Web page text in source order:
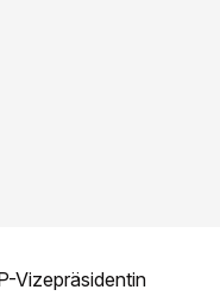
Vizepräsidentin